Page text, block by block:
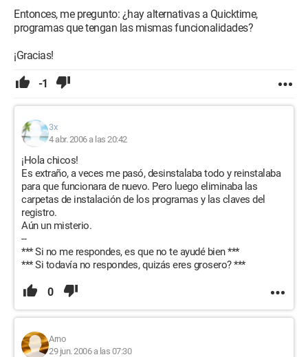
Entonces, me pregunto: ¿hay alternativas a Quicktime,
programas que tengan las mismas funcionalidades?
¡Gracias!
-1
3x
4 abr. 2006 a las 20:42
¡Hola chicos!
Es extraño, a veces me pasó, desinstalaba todo y reinstalaba
para que funcionara de nuevo. Pero luego eliminaba las
carpetas de instalación de los programas y las claves del
registro.
Aún un misterio.
--
*** Si no me respondes, es que no te ayudé bien ***
*** Si todavía no respondes, quizás eres grosero? ***
0
Arno
29 jun. 2006 a las 07:30